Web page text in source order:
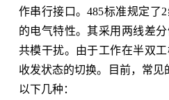
作串行接口。485标准规定了
的电气特性。其采用两线差
共模干扰。由于工作在半双
收发状态的切换。目前，常见
以下几种：